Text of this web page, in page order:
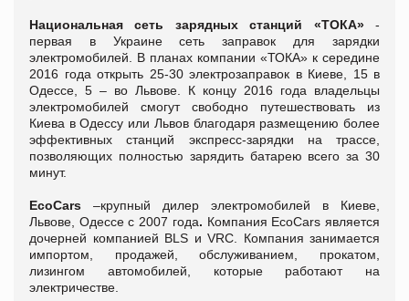
Национальная сеть зарядных станций «ТОКА»-
первая в Украине сеть заправок для зарядки
электромобилей. В планах компании «ТОКА» к середине
2016 года открыть 25-30 электрозаправок в Киеве, 15 в
Одессе, 5 – во Львове. К концу 2016 года владельцы
электромобилей смогут свободно путешествовать из
Киева в Одессу или Львов благодаря размещению более
эффективных станций экспресс-зарядки на трассе,
позволяющих полностью зарядить батарею всего за 30
минут.
EcoCars –крупный дилер электромобилей в Киеве,
Львове, Одессе с 2007 года. Компания EcoCars является
дочерней компанией BLS и VRC. Компания занимается
импортом, продажей, обслуживанием, прокатом,
лизингом автомобилей, которые работают на
электричестве.